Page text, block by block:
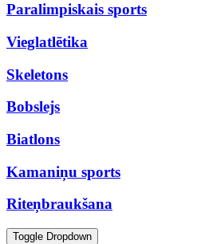
Paralimpiskais sports
Vieglatlētika
Skeletons
Bobslejs
Biatlons
Kamaniņu sports
Riteņbraukšana
Toggle Dropdown